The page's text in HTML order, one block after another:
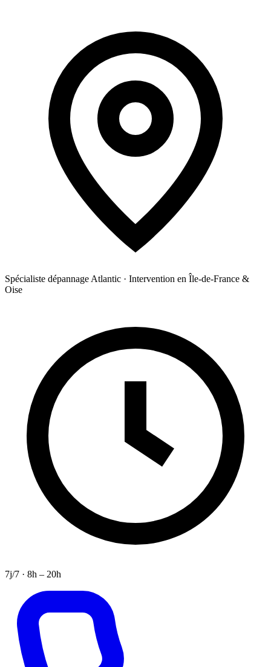
Spécialiste dépannage Atlantic · Intervention en Île-de-France &
Oise
7j/7 · 8h – 20h